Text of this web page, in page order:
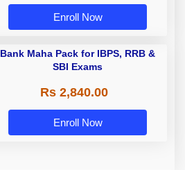
Enroll Now
Bank Maha Pack for IBPS, RRB &
SBI Exams
Rs 2,840.00
Enroll Now